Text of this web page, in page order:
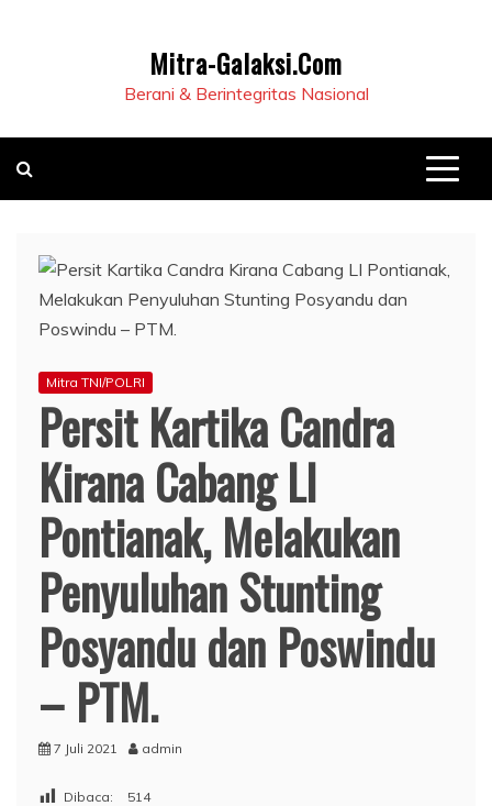
Mitra-Galaksi.Com
Berani & Berintegritas Nasional
Mitra TNI/POLRI
Persit Kartika Candra
Kirana Cabang LI
Pontianak, Melakukan
Penyuluhan Stunting
Posyandu dan Poswindu
– PTM.
7 Juli 2021 admin
Dibaca: 514